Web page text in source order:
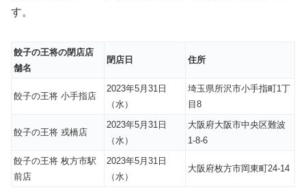
す。
餃子の王将の閉店店
舗名
閉店日 住所
餃子の王将 小手指店
2023年5月31日
（水）
埼玉県所沢市小手指町1丁
目8
餃子の王将 戎橋店
2023年5月31日
（水）
大阪府大阪市中央区難波
1-8-6
餃子の王将 枚方市駅
前店
2023年5月31日
（水）
大阪府枚方市岡東町24-14